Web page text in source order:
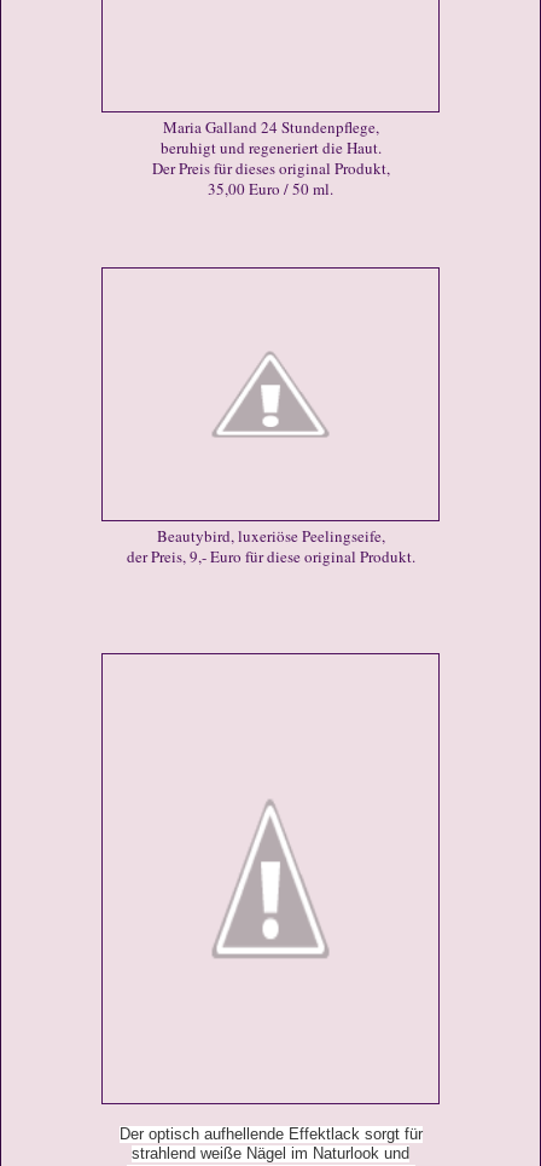
Maria Galland 24 Stundenpflege,
beruhigt und regeneriert die Haut.
Der Preis für dieses original Produkt,
35,00 Euro / 50 ml.
Beautybird, luxeriöse Peelingseife,
der Preis, 9,- Euro für diese original Produkt.
Der optisch aufhellende Effektlack sorgt für
strahlend weiße Nägel im Naturlook und